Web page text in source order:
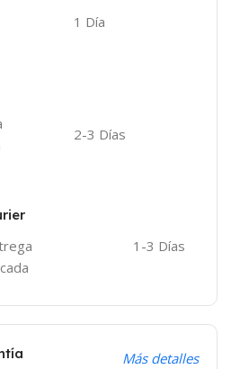
1 Día
2-3 Días
1-3 Días
Más detalles